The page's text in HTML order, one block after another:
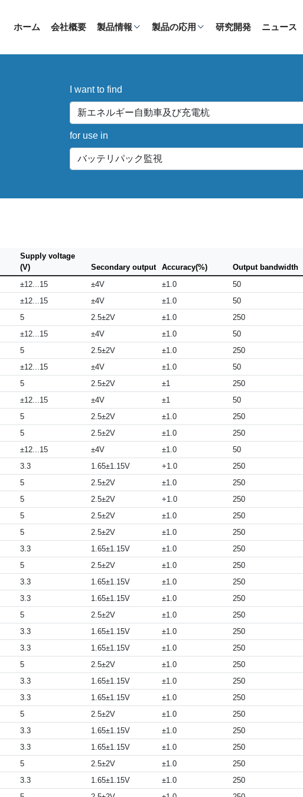
ホーム 会社概要 製品情報 製品の応用 研究開発 ニュース
I want to find
for use in
Supply voltage
(V)
Secondary output Accuracy(%) Output bandwidth
±12...15 ±4V ±1.0 50
±12...15 ±4V ±1.0 50
5 2.5±2V ±1.0 250
±12...15 ±4V ±1.0 50
5 2.5±2V ±1.0 250
±12...15 ±4V ±1.0 50
5 2.5±2V ±1 250
±12...15 ±4V ±1 50
5 2.5±2V ±1.0 250
5 2.5±2V ±1.0 250
±12...15 ±4V ±1.0 50
3.3 1.65±1.15V +1.0 250
5 2.5±2V ±1.0 250
5 2.5±2V +1.0 250
5 2.5±2V ±1.0 250
5 2.5±2V ±1.0 250
3.3 1.65±1.15V ±1.0 250
5 2.5±2V ±1.0 250
3.3 1.65±1.15V ±1.0 250
3.3 1.65±1.15V ±1.0 250
5 2.5±2V ±1.0 250
3.3 1.65±1.15V ±1.0 250
3.3 1.65±1.15V ±1.0 250
5 2.5±2V ±1.0 250
3.3 1.65±1.15V ±1.0 250
3.3 1.65±1.15V ±1.0 250
5 2.5±2V ±1.0 250
3.3 1.65±1.15V ±1.0 250
3.3 1.65±1.15V ±1.0 250
5 2.5±2V ±1.0 250
3.3 1.65±1.15V ±1.0 250